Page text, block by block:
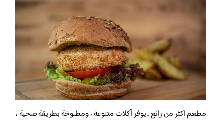
مطعم اكثر من رائع .. يوفر آكلات متنوعة ، ومطبوخة بطريقة صحية ،